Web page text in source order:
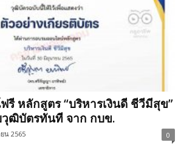
รี หลักสูตร “บริหารเงินดี ชีวีมีสุข”
วุฒิบัตรทันที จาก กบข.
น 2565 0